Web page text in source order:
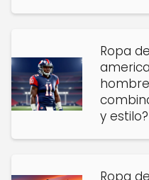
Ropa
y estilo?
Ropa